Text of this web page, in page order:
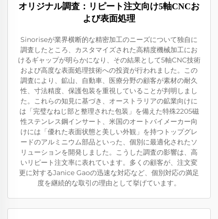
オリジナル調査：リピート注文向け5軸CNCお
よび表面処理
Sinoriseが業界横断的な精密加工のニーズについて独自に
調査したところ、カスタマイズされた高精度機械加工にお
けるギャップが明らかになり、その結果として5軸CNC技術
および高度な表面処理技術への投資が行われました。この
調査により、鉱山、自動車、医療分野の顧客が素材の耐久
性、寸法精度、保護包装を重視していることが判明しまし
た。これらの知見に基づき、オーストラリアの鉱業向けに
は「完璧なねじ部と整理された包装」を備えた特殊2205磁
性ステンレス鋼インサート、米国のオートバイメーカー向
けには「優れた表面状態と美しい外観」を持つトップグレ
ードのアルミニウム部品といった、個別に最適化されたソ
リューションを開発しました。こうした調査の影響は、高
いリピート注文率に表れています。多くの顧客が、注文変
更に対するJanice Gaoの迅速な対応など、個別対応の満足
度を継続的な取引の理由として挙げています。